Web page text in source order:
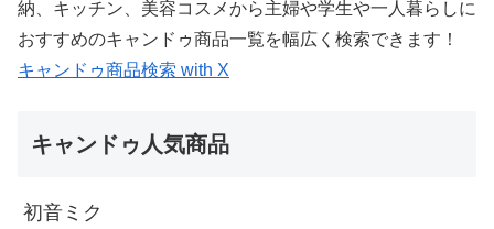
納、キッチン、美容コスメから主婦や学生や一人暮らしに
おすすめのキャンドゥ商品一覧を幅広く検索できます！
キャンドゥ商品検索 with X
キャンドゥ人気商品
初音ミク